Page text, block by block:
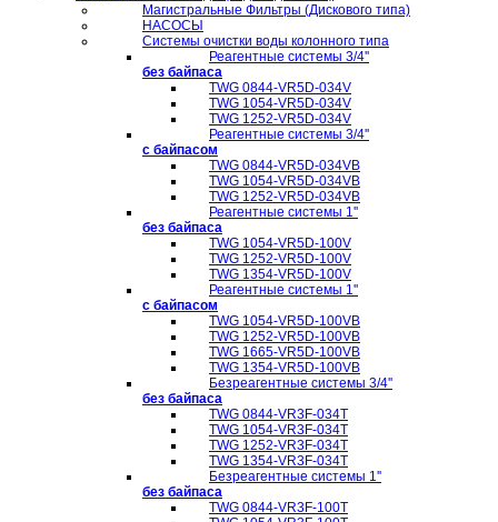
Магистральные Фильтры (Дискового типа)
НАСОСЫ
Системы очистки воды колонного типа
Реагентные системы 3/4''
без байпаса
TWG 0844-VR5D-034V
TWG 1054-VR5D-034V
TWG 1252-VR5D-034V
Реагентные системы 3/4''
с байпасом
TWG 0844-VR5D-034VB
TWG 1054-VR5D-034VB
TWG 1252-VR5D-034VB
Реагентные системы 1''
без байпаса
TWG 1054-VR5D-100V
TWG 1252-VR5D-100V
TWG 1354-VR5D-100V
Реагентные системы 1''
с байпасом
TWG 1054-VR5D-100VB
TWG 1252-VR5D-100VB
TWG 1665-VR5D-100VB
TWG 1354-VR5D-100VB
Безреагентные системы 3/4''
без байпаса
TWG 0844-VR3F-034T
TWG 1054-VR3F-034T
TWG 1252-VR3F-034T
TWG 1354-VR3F-034T
Безреагентные системы 1''
без байпаса
TWG 0844-VR3F-100T